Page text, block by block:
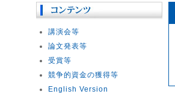
講演会等
論文発表等
受賞等
競争的資金の獲得等
English Version